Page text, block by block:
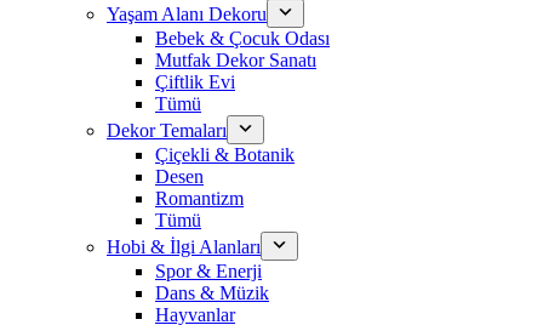
Yaşam Alanı Dekoru
Bebek & Çocuk Odası
Mutfak Dekor Sanatı
Çiftlik Evi
Tümü
Dekor Temaları
Çiçekli & Botanik
Desen
Romantizm
Tümü
Hobi & İlgi Alanları
Spor & Enerji
Dans & Müzik
Hayvanlar